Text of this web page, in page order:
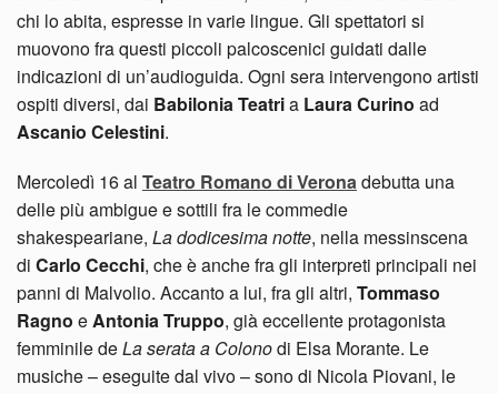
chi lo abita, espresse in varie lingue. Gli spettatori si
muovono fra questi piccoli palcoscenici guidati dalle
indicazioni di un’audioguida. Ogni sera intervengono artisti
ospiti diversi, dai Babilonia Teatria Laura Curino ad
Ascanio Celestini.
Mercoledì 16 al Teatro Romano di Veronadebutta una
delle più ambigue e sottili fra le commedie
shakespeariane, La dodicesima notte, nella messinscena
di Carlo Cecchi, che è anche fra gli interpreti principali nei
panni di Malvolio. Accanto a lui, fra gli altri, Tommaso
Ragno eAntonia Truppo, già eccellente protagonista
femminile deLa serata a Colonodi Elsa Morante. Le
musiche – eseguite dal vivo – sono di Nicola Piovani, le